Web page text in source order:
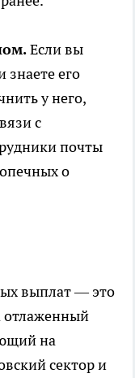
Если вы
знаете его
у него,
с
почты
о
выплат — это
отлаженный
на
сектор и